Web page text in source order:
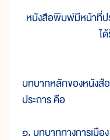
หนังสือพิมพ์มีหน้าที่ป
ไ
บทบาทหลักของหนังสื
ประการ คือ
๑. บทบาททางการเมือง